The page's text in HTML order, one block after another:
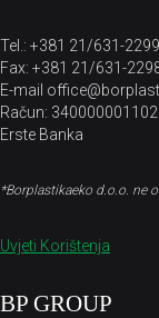
Tel.: +381 21/631-2299
Fax: +381 21/631-
E-mail
Račun:
Erste Banka
*Borplastikaeko d.o.o. ne
Uvjeti Korištenja
BP GROUP